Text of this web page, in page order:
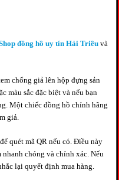
đồng hồ uy tín Hải Triều và
chống giả lên hộp đựng sản
màu sắc đặc biệt và nếu bạn
Một chiếc đồng hồ chính hãng
giả.
quét mã QR nếu có. Điều này
chóng và chính xác. Nếu
lại quyết định mua hàng.